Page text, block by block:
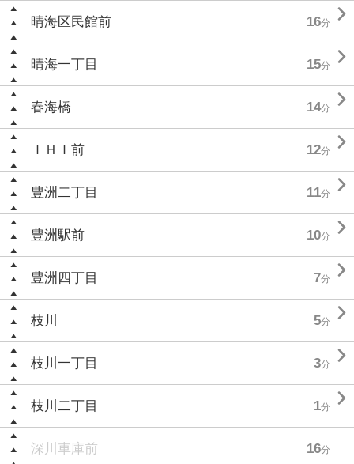
晴海区民館前 16分 
晴海一丁目 15分 
春海橋 14分 
ＩＨＩ前 12分 
豊洲二丁目 11分 
豊洲駅前 10分 
豊洲四丁目 7分 
枝川 5分 
枝川一丁目 3分 
枝川二丁目 1分 
深川車庫前 16分